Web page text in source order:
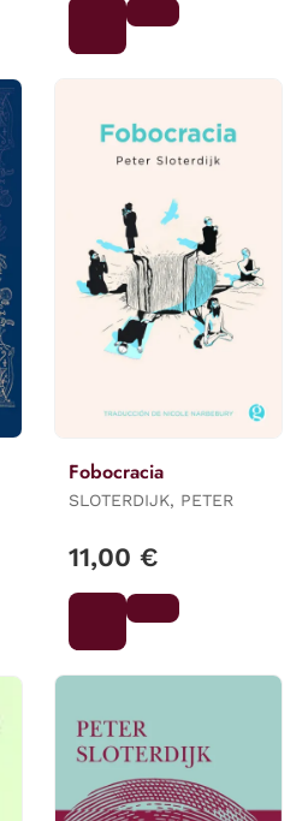
Fobocracia
SLOTERDIJK, PETER
11,00 €